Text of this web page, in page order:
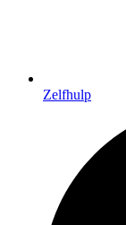
Zelfhulp